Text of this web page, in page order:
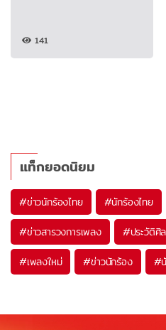
141
แท็กยอดนิยม
#ข่าวนักร้องไทย #นักร้องไทย
#ข่าวสารวงการเพลง #ประวัติศิ
#เพลงใหม่ #ข่าวนักร้อง #